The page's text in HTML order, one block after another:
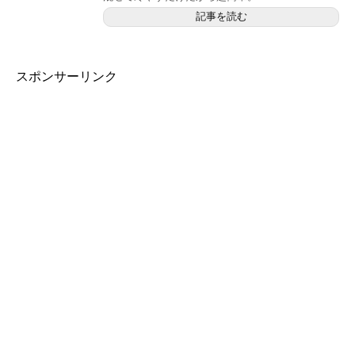
記事を読む
スポンサーリンク